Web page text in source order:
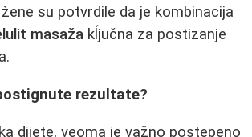
su potvrdile da je kombinacija
masaža kĺjučna za postizanje
rezultate?
dijete, veoma je važno postepeno